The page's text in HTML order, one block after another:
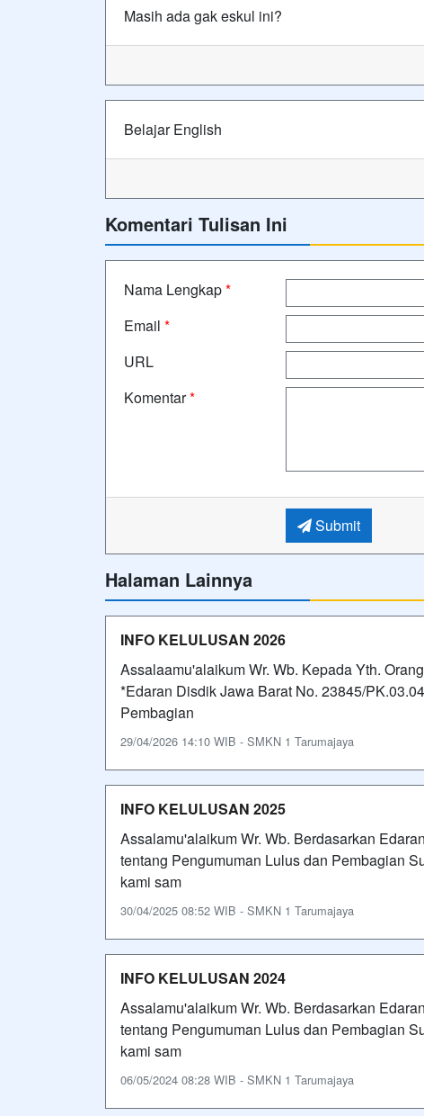
Masih ada gak eskul ini?
Belajar English
Komentari Tulisan Ini
Nama Lengkap*
Email *
URL
Komentar*
Submit
Halaman Lainnya
INFO KELULUSAN 2026
Assalaamu'alaikum Wr. Wb. Kepada Yth.
*Edaran Disdik Jawa Barat No. 23845/
Pembagian
29/04/2026 14:10 WIB - SMKN 1 Tarumajaya
INFO KELULUSAN 2025
Assalamu'alaikum Wr. Wb. Berdasarkan
tentang Pengumuman Lulus dan Pembagian
kami sam
30/04/2025 08:52 WIB - SMKN 1 Tarumajaya
INFO KELULUSAN 2024
Assalamu'alaikum Wr. Wb. Berdasarkan
tentang Pengumuman Lulus dan Pembagian
kami sam
06/05/2024 08:28 WIB - SMKN 1 Tarumajaya